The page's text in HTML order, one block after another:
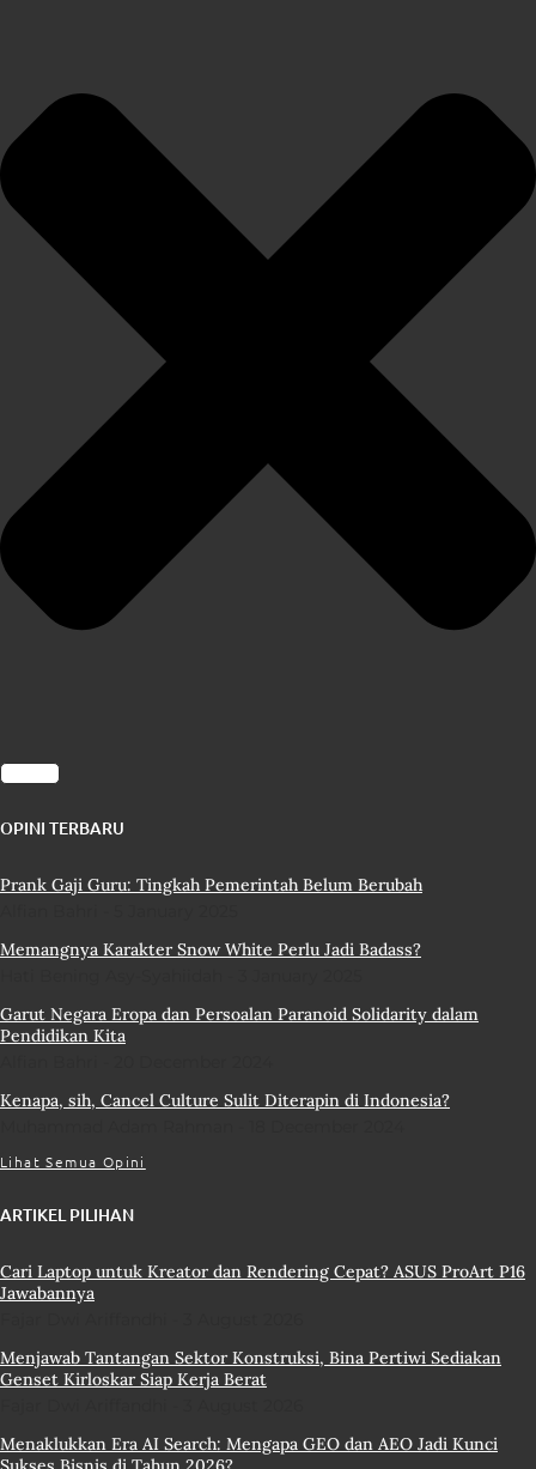
OPINI TERBARU
Prank Gaji Guru: Tingkah Pemerintah Belum Berubah
Memangnya Karakter Snow White Perlu Jadi Badass?
Garut Negara Eropa dan Persoalan Paranoid Solidarity dalam
Pendidikan Kita
Kenapa, sih, Cancel Culture Sulit Diterapin di Indonesia?
Lihat Semua Opini
ARTIKEL PILIHAN
Cari Laptop untuk Kreator dan Rendering Cepat? ASUS ProArt P16
Jawabannya
Menjawab Tantangan Sektor Konstruksi, Bina Pertiwi Sediakan
Genset Kirloskar Siap Kerja Berat
Menaklukkan Era AI Search: Mengapa GEO dan AEO Jadi Kunci